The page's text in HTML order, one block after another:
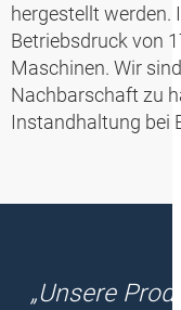
hergestellt
Betriebsdruck von
Maschinen. Wir
Nachbarschaft zu
Instandhaltung bei
„Unsere